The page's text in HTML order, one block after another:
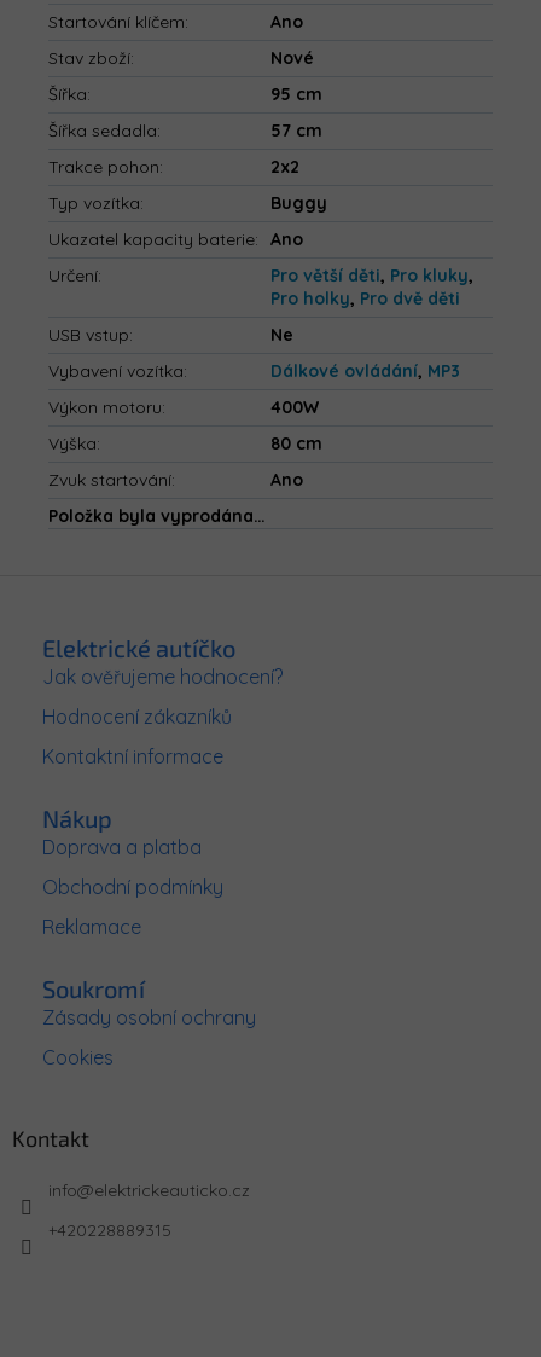
Startování klíčem:
Ano
Stav zboží:
Nové
Šířka:
95 cm
Šířka sedadla:
57 cm
Trakce pohon:
2x2
Typ vozítka:
Buggy
Ukazatel kapacity baterie:
Ano
Určení: Pro větší děti, Pro kluky,
Pro holky, Pro dvě děti
USB vstup:
Ne
Vybavení vozítka: Dálkové ovládání, MP3
Výkon motoru:
400W
Výška:
80 cm
Zvuk startování:
Ano
Položka byla vyprodána…
Elektrické autíčko
Jak ověřujeme hodnocení?
Hodnocení zákazníků
Kontaktní informace
Nákup
Doprava a platba
Obchodní podmínky
Reklamace
Soukromí
Zásady osobní ochrany
Cookies
Kontakt
info@elektrickeauticko.cz
+420228889315